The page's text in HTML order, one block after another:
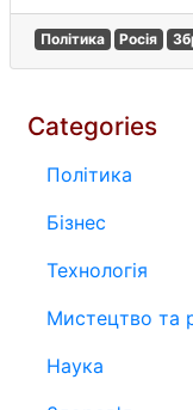
Політика Росія
Categories
Політика
Бізнес
Технологія
Мистецтво та
Наука